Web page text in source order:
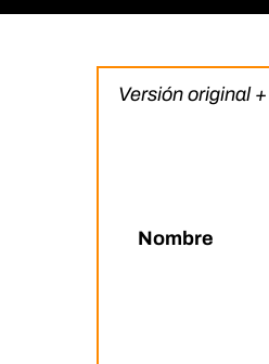
Versión original
Nombre